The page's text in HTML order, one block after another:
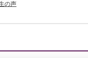
の声